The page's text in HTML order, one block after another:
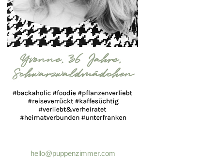
hello@puppenzimmer.com